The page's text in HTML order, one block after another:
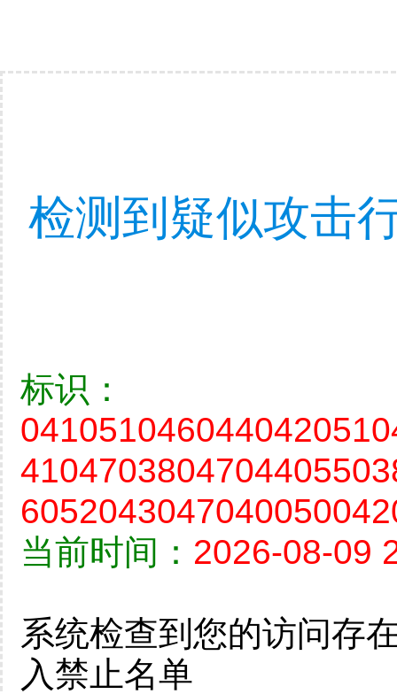
检测到疑似攻击
标识：
当前时间： 2026-08-09
系统检查到您的访问存
入禁止名单